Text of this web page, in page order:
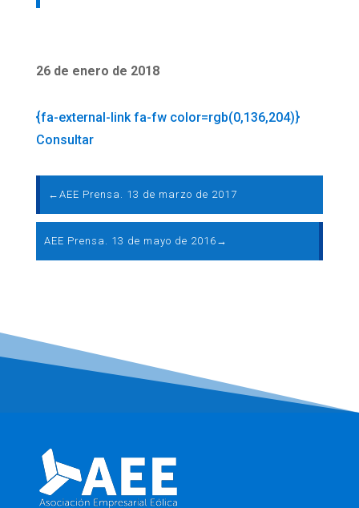
26 de enero de 2018
{fa-external-link fa-fw color=rgb(0,136,204)}
Consultar
← AEE Prensa. 13 de marzo de 2017
AEE Prensa. 13 de mayo de 2016 →